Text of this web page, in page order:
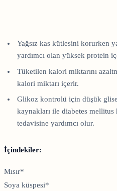
Yağsız kas kütlesini korurken
yardımcı olan yüksek protein
Tüketilen kalori miktarını
kalori miktarı içerir.
Glikoz kontrolü için düşük
kaynakları ile diabetes mellitus
tedavisine yardımcı olur.
İçindekiler:
Mısır*
Soya küspesi*